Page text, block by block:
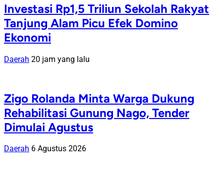
Investasi Rp1,5 Triliun Sekolah Rakyat
Tanjung Alam Picu Efek Domino
Ekonomi
Daerah 20 jam yang lalu
Zigo Rolanda Minta Warga Dukung
Rehabilitasi Gunung Nago, Tender
Dimulai Agustus
Daerah 6 Agustus 2026